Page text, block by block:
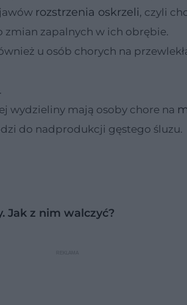
rozstrzenia oskrzeli, czyli
zmian zapalnych w ich obrębie.
u osób chorych na
.
wydzieliny mają osoby chore na
do nadprodukcji gęstego śluzu.
Jak z nim walczyć?